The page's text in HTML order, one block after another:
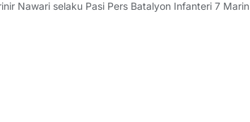
Nawari selaku Pasi Pers Batalyon Infanteri 7
Ranting A Cabang 7 PG Kormar melaksanakan